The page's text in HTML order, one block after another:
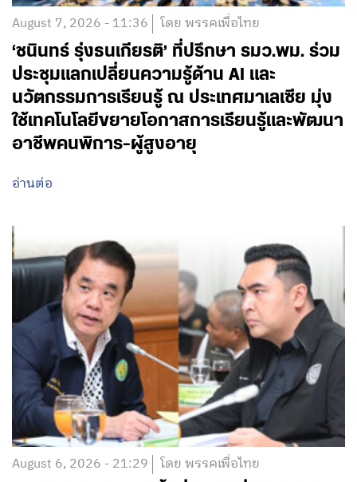
August 7, 2026 - 11:36 โดย พรรคเพื่อไทย
‘ชนินทร์ รุ่งธนเกียรติ’ ที่ปรึกษา รมว.พม. ร่วม
ประชุมแลกเปลี่ยนความรู้ด้าน AI และ
นวัตกรรมการเรียนรู้ ณ ประเทศมาเลเซีย มุ่ง
ใช้เทคโนโลยีขยายโอกาสการเรียนรู้และพัฒนา
อาชีพคนพิการ-ผู้สูงอายุ
อ่านต่อ
August 6, 2026 - 21:29 โดย พรรคเพื่อไทย